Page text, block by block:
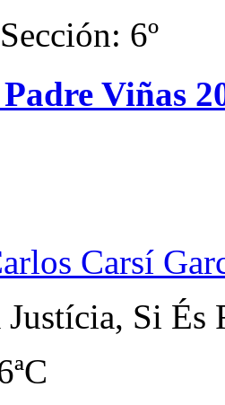
6º
Viñas
Carsí
Si És